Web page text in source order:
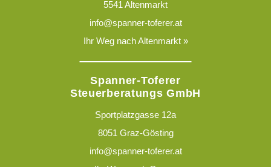
5541 Altenmarkt
info@spanner-toferer.at
Ihr Weg nach Altenmarkt »
Spanner-Toferer
Steuerberatungs GmbH
Sportplatzgasse 12a
8051 Graz-Gösting
info@spanner-toferer.at